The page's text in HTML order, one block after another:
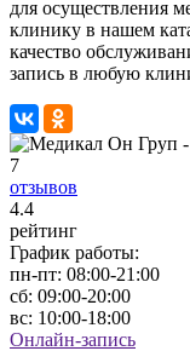
для осуществления
клинику в нашем
качество
запись в любую
7
отзывов
4.4
рейтинг
График работы:
пн-пт: 08:00-21:00
сб: 09:00-20:00
вс: 10:00-18:00
Онлайн-запись